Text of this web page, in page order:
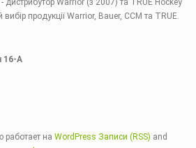
дистрибутор Warrior (з 2007) та TRUE Hockey
продукції Warrior, Bauer, CCM та TRUE.
16-А
работает на WordPress Записи (RSS) and